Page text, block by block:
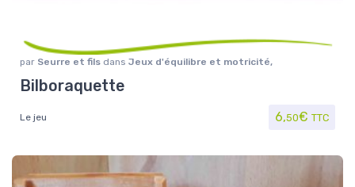
par Seurre et fils dans Jeux d'équilibre et motricité,
Bilboraquette
Le jeu 6,50€ TTC